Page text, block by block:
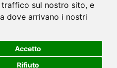
sul nostro sito, e
dove arrivano i nostri
Accetto
Rifiuto
DIRETTA TV
HITRADIO